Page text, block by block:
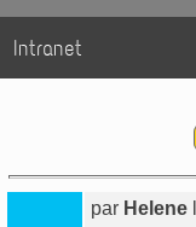
Intranet
par Helene